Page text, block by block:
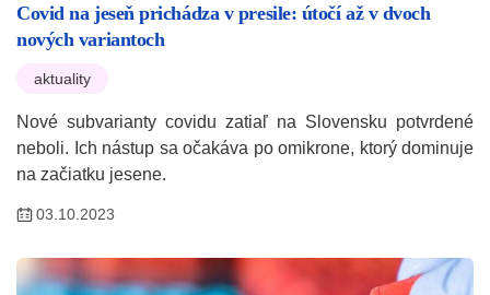
Covid na jeseň prichádza v presile: útočí až v dvoch
nových variantoch
aktuality
Nové subvarianty covidu zatiaľ na Slovensku potvrdené
neboli. Ich nástup sa očakáva po omikrone, ktorý dominuje
na začiatku jesene.
03.10.2023